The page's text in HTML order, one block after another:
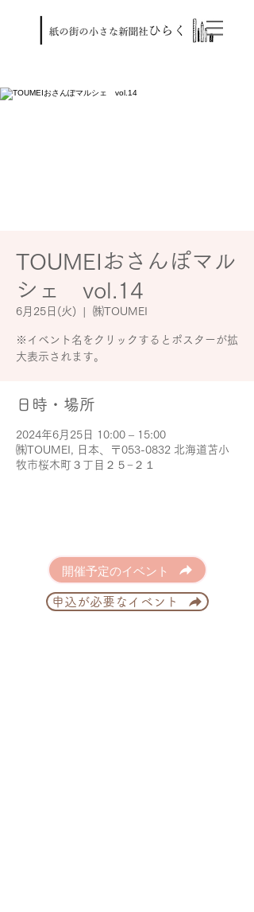
TOUMEIおさんぽマル
シェ vol.14
6月25日(火) ㈱TOUMEI
※イベント名をクリックするとポスターが拡
大表示されます。
日時・場所
2024年6月25日 10:00 – 15:00
㈱TOUMEI, 日本、〒053-0832 北海道苫小
牧市桜木町３丁目２５−２１
開催予定のイベント
申込が必要なイベント